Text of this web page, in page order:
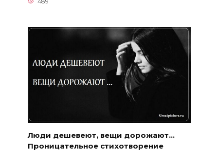
Люди дешевеют, вещи дорожают…
Проницательное стихотворение